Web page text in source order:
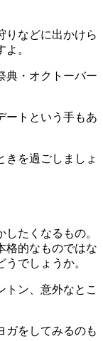
りなどに出かけら
。
典・オクトーバー
ートという手もあ
きを過ごしましょ
たくなるもの。
格的なものではな
でしょうか。
トン、意外なとこ
ガをしてみるのも